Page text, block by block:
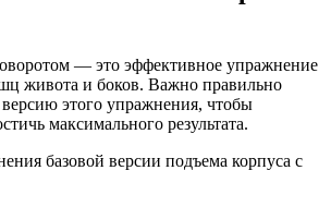
— это эффективное упражнение
живота и боков. Важно правильно
этого упражнения, чтобы
максимального результата.
базовой версии подъема корпуса с